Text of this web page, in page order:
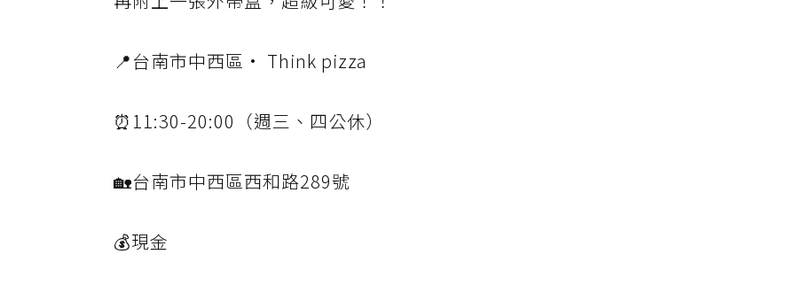
📍台南市中西區· Think pizza
⏰11:30-20:00（週三、四公休）
🏡台南市中西區西和路289號
💰現金